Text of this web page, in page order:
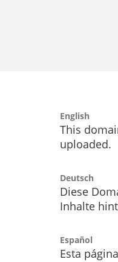
English
This
uploaded.
Deutsch
Diese
Inhalte
Español
Esta